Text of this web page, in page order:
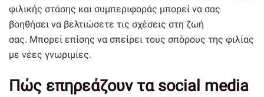
φιλικής στάσης και συμπεριφοράς μπορεί να σας
βοηθήσει να βελτιώσετε τις σχέσεις στη ζωή
σας. Μπορεί επίσης να σπείρει τους σπόρους της φιλίας
με νέες γνωριμίες.
Πώς επηρεάζουν τα social media